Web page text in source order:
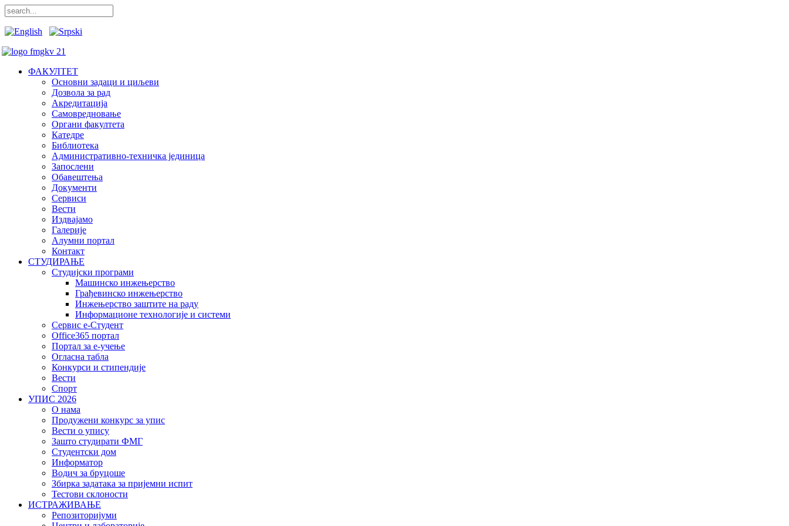
ФАКУЛТЕТ
Основни задаци и циљеви
Дозвола за рад
Акредитација
Самовредновање
Органи факултета
Катедре
Библиотека
Административно-техничка јединица
Запослени
Обавештења
Документи
Сервиси
Вести
Издвајамо
Галерије
Алумни портал
Контакт
СТУДИРАЊЕ
Студијски програми
Машинско инжењерство
Грађевинско инжењерство
Инжењерство заштите на раду
Информационе технологије и системи
Сервис е-Студент
Office365 портал
Портал за е-учење
Огласна табла
Конкурси и стипендије
Вести
Спорт
УПИС 2026
О нама
Продужени конкурс за упис
Вести о упису
Зашто студирати ФМГ
Студентски дом
Информатор
Водич за бруцоше
Збиркa задатака за пријемни испит
Тестови склоности
ИСТРАЖИВАЊЕ
Репозиторијуми